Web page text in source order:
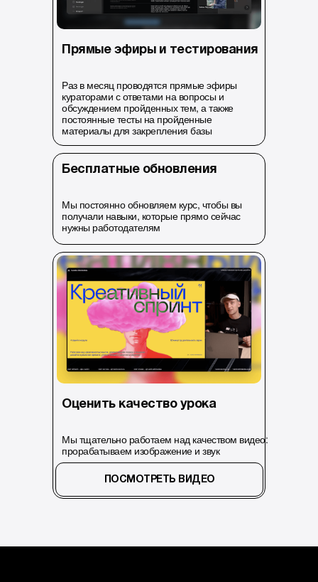
Прямые эфиры и тестирования
Раз в месяц проводятся прямые эфиры
кураторами с ответами на вопросы и
обсуждением пройденных тем, а также
постоянные тесты на пройденные
материалы для закрепления базы
Бесплатные обновления
Мы постоянно обновляем курс, чтобы вы
получали навыки, которые прямо сейчас
нужны работодателям
Оценить качество урока
Мы тщательно работаем над качеством видео:
прорабатываем изображение и звук
ПОСМОТРЕТЬ ВИДЕО